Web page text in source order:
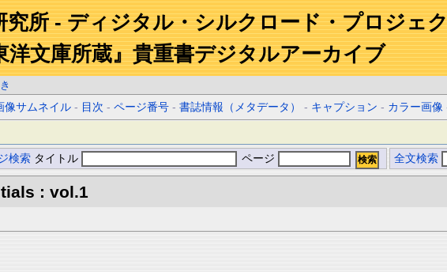
究所 - ディジタル・シルクロード・プロジェ
洋文庫所蔵』貴重書デジタルアーカイブ
像サムネイル - 目次 -ページ番号 -書誌情報（メタデータ） - キャプション - カラー画像
検索 タイトル ページ 全文検索
: vol.1